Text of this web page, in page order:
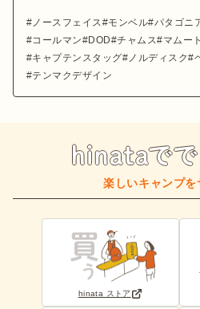
ノースフェイス モンベル パタゴニ
コールマン
DOD チャムス マムート
キャプテンスタッグ
ノルディスク
テンマクデザイン
楽しいキャンプを
hinata ストア